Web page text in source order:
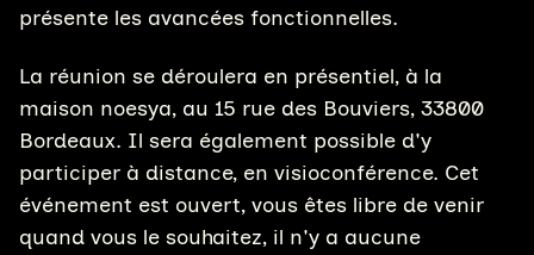
présente les avancées fonctionnelles.
La réunion se déroulera en présentiel, à la
maison noesya, au 15 rue des Bouviers, 33800
Bordeaux. Il sera également possible d'y
participer à distance, en visioconférence. Cet
événement est ouvert, vous êtes libre de venir
quand vous le souhaitez, il n'y a aucune